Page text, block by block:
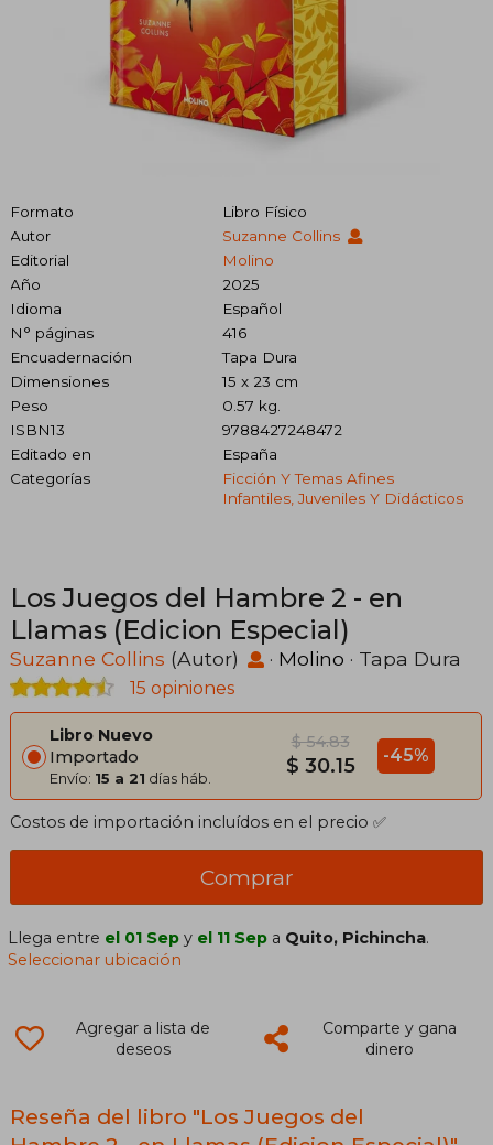
Formato
Libro Físico
Autor
Suzanne Collins
Editorial
Molino
Año
2025
Idioma
Español
N° páginas
416
Encuadernación
Tapa Dura
Dimensiones
15 x 23 cm
Peso
0.57 kg.
ISBN13
9788427248472
Editado en
España
Categorías
Ficción Y Temas Afines
Infantiles, Juveniles Y Didácticos
Los Juegos del Hambre 2 - en
Llamas (Edicion Especial)
Suzanne Collins (Autor) · Molino · Tapa Dura
15 opiniones
Libro Nuevo
Importado
Envío: 15 a 21 días háb.
$ 54.83
$ 30.15 -45%
Costos de importación incluídos en el precio ✅
Comprar
Llega entre el 01 Sep y el 11 Sep a Quito, Pichincha.
Seleccionar ubicación
Agregar a lista de
deseos
Comparte y gana
dinero
Reseña del libro "Los Juegos del